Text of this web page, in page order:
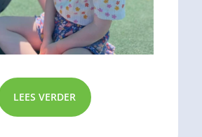
LEES VERDER